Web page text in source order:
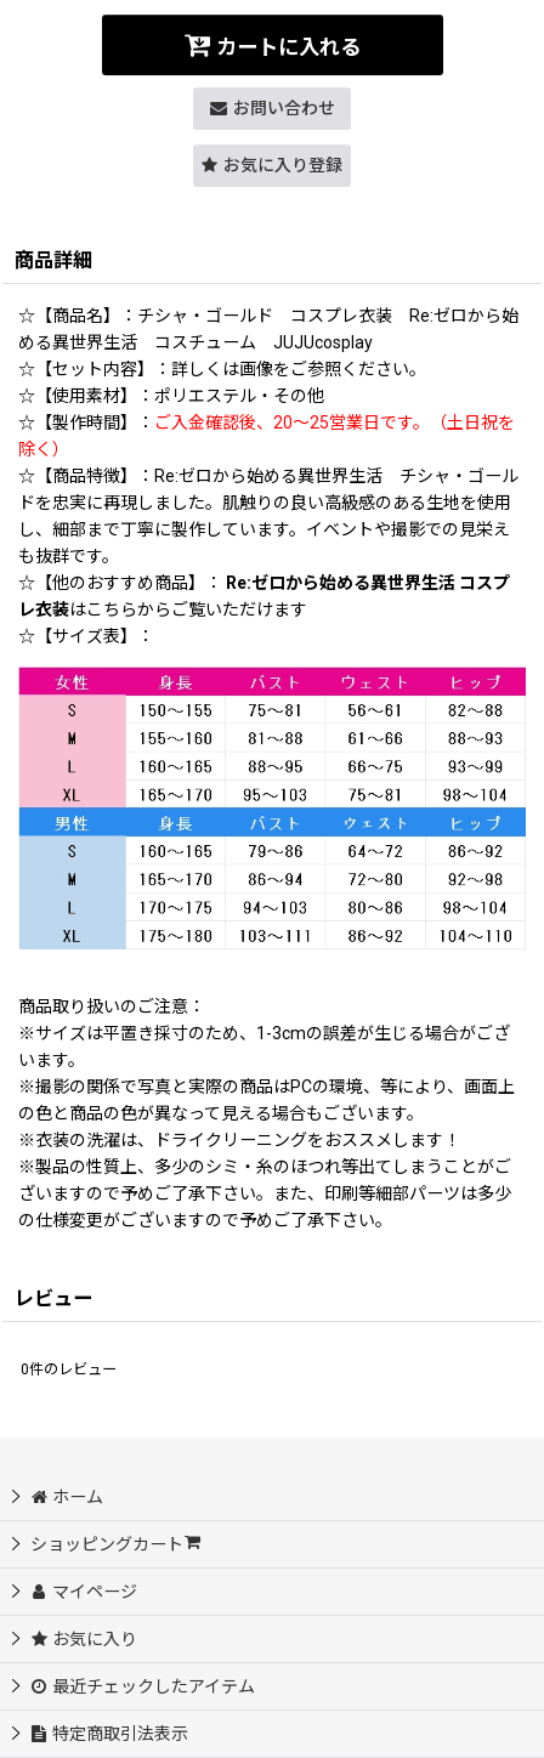
カートに入れる
お問い合わせ
お気に入り登録
商品詳細
☆【商品名】：チシャ・ゴールド コスプレ衣装 Re:ゼロから始
める異世界生活 コスチューム JUJUcosplay
☆【セット内容】：詳しくは画像をご参照ください。
☆【使用素材】：ポリエステル・その他
☆【製作時間】： ご入金確認後、20〜25営業日です。（土日祝を
除く）
☆【商品特徴】：Re:ゼロから始める異世界生活 チシャ・ゴール
ドを忠実に再現しました。肌触りの良い高級感のある生地を使用
し、細部まで丁寧に製作しています。イベントや撮影での見栄え
も抜群です。
☆【他のおすすめ商品】：
Re:ゼロから始める異世界生活 コスプ
レ衣装はこちらからご覧いただけます
☆【サイズ表】：
商品取り扱いのご注意：
※サイズは平置き採寸のため、1-3cmの誤差が生じる場合がござ
います。
※撮影の関係で写真と実際の商品はPCの環境、等により、画面上
の色と商品の色が異なって見える場合もございます。
※衣装の洗濯は、ドライクリーニングをおススメします！
※製品の性質上、多少のシミ・糸のほつれ等出てしまうことがご
ざいますので予めご了承下さい。また、印刷等細部パーツは多少
の仕様変更がございますので予めご了承下さい。
レビュー
0件のレビュー
ホーム
ショッピングカート
マイページ
お気に入り
最近チェックしたアイテム
特定商取引法表示